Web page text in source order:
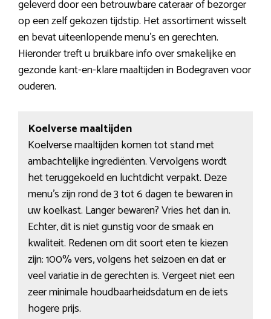
geleverd door een betrouwbare cateraar of bezorger
op een zelf gekozen tijdstip. Het assortiment wisselt
en bevat uiteenlopende menu’s en gerechten.
Hieronder treft u bruikbare info over smakelijke en
gezonde kant-en-klare maaltijden in Bodegraven voor
ouderen.
Koelverse maaltijden
Koelverse maaltijden komen tot stand met
ambachtelijke ingrediënten. Vervolgens wordt
het teruggekoeld en luchtdicht verpakt. Deze
menu’s zijn rond de 3 tot 6 dagen te bewaren in
uw koelkast. Langer bewaren? Vries het dan in.
Echter, dit is niet gunstig voor de smaak en
kwaliteit. Redenen om dit soort eten te kiezen
zijn: 100% vers, volgens het seizoen en dat er
veel variatie in de gerechten is. Vergeet niet een
zeer minimale houdbaarheidsdatum en de iets
hogere prijs.